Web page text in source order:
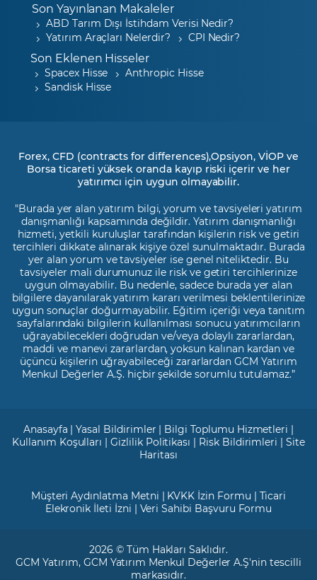
Son Yayınlanan Makaleler
ABD Tarım Dışı İstihdam Verisi Nedir?
Yatırım Araçları Nelerdir?
CPI Nedir?
Son Eklenen Hisseler
Spacex Hisse
Anthropic Hisse
Sandisk Hisse
Forex, CFD (contracts for differences),Opsiyon, VİOP ve
Borsa ticareti yüksek oranda kayıp riski içerir ve her
yatırımcı için uygun olmayabilir.
"Burada yer alan yatırım bilgi, yorum ve tavsiyeleri yatırım
danışmanlığı kapsamında değildir. Yatırım danışmanlığı
hizmeti, yetkili kuruluşlar tarafından kişilerin risk ve getiri
tercihleri dikkate alınarak kişiye özel sunulmaktadır. Burada
yer alan yorum ve tavsiyeler ise genel niteliktedir. Bu
tavsiyeler mali durumunuz ile risk ve getiri tercihlerinize
uygun olmayabilir. Bu nedenle, sadece burada yer alan
bilgilere dayanılarak yatırım kararı verilmesi beklentilerinize
uygun sonuçlar doğurmayabilir. Eğitim içeriği veya tanıtım
sayfalarındaki bilgilerin kullanılması sonucu yatırımcıların
uğrayabilecekleri doğrudan ve/veya dolaylı zararlardan,
maddi ve manevi zararlardan, yoksun kalınan kardan ve
üçüncü kişilerin uğrayabileceği zararlardan GCM Yatırım
Menkul Değerler A.Ş. hiçbir şekilde sorumlu tutulamaz.”
Anasayfa |Yasal Bildirimler | Bilgi Toplumu Hizmetleri |
Kullanım Koşulları |Gizlilik Politikası | Risk Bildirimleri |Site
Haritası
Müşteri Aydınlatma Metni | KVKK İzin Formu | Ticari
Elekronik İleti İzni | Veri Sahibi Başvuru Formu
2026 © Tüm Hakları Saklıdır.
GCM Yatırım, GCM Yatırım Menkul Değerler A.Ş'nin tescilli
markasıdır.